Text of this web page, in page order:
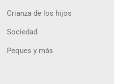
Crianza de los hijos
Sociedad
Peques y más